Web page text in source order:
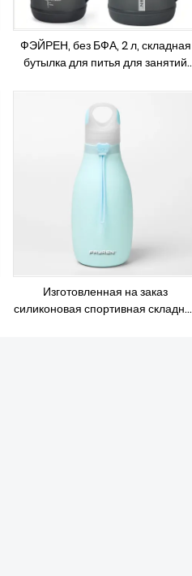
ФЭЙРЕН, без БФА, 2 л, складная
бутылка для питья для занятий
путешествий, складная
силиконовая бутылка для воды с
соломинкой и маркером времени
Изготовленная на заказ
силиконовая спортивная складная